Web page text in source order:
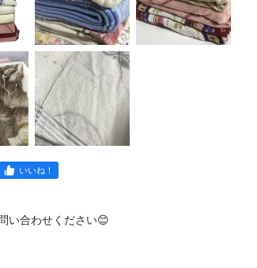
いいね！
い合わせください😊